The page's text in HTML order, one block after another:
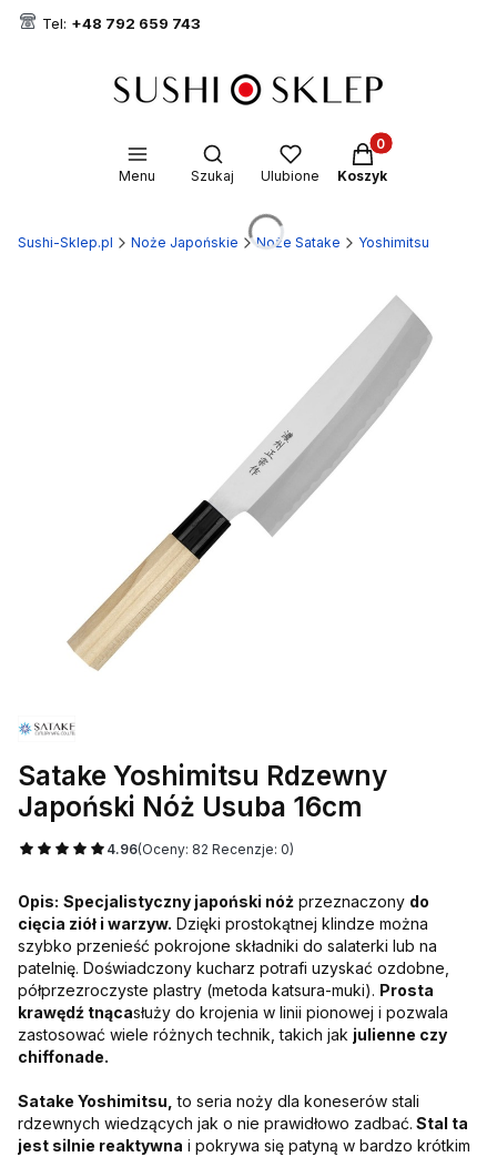
Tel: +48 792 659 743
Menu
Otwórz wyszukiwarkę
Szukaj Ulubione
Produkty w
Koszyk
Sushi-Sklep.pl Noże Japońskie Noże Satake Yoshimitsu
Satake Yoshimitsu Rdzewny
Japoński Nóż Usuba 16cm
4.96(Oceny: 82 Recenzje: 0)
Opis: Specjalistyczny japoński nóż przeznaczony do
cięcia ziół i warzyw. Dzięki prostokątnej klindze można
szybko przenieść pokrojone składniki do salaterki lub na
patelnię. Doświadczony kucharz potrafi uzyskać ozdobne,
półprzezroczyste plastry (metoda katsura-muki). Prosta
krawędź tnącasłuży do krojenia w linii pionowej i pozwala
zastosować wiele różnych technik, takich jak julienne czy
chiffonade.
Satake Yoshimitsu, to seria noży dla koneserów stali
rdzewnych wiedzących jak o nie prawidłowo zadbać. Stal ta
jest silnie reaktywna i pokrywa się patyną w bardzo krótkim